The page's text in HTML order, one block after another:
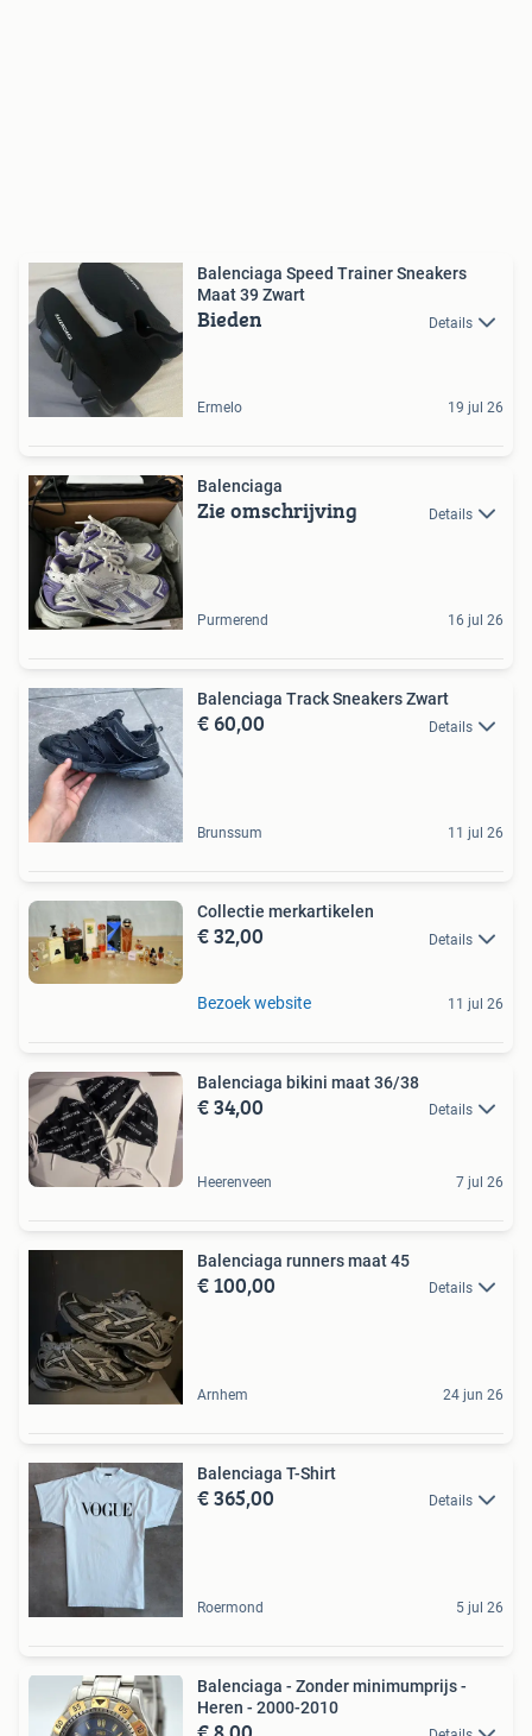
Balenciaga Speed Trainer Sneakers
Maat 39 Zwart
Bieden Details
Ermelo 19 jul 26
Balenciaga
Zie omschrijving Details
Purmerend 16 jul 26
Balenciaga Track Sneakers Zwart
€ 60,00 Details
Brunssum 11 jul 26
Collectie merkartikelen
€ 32,00 Details
Bezoek website 11 jul 26
Balenciaga bikini maat 36/38
€ 34,00 Details
Heerenveen 7 jul 26
Balenciaga runners maat 45
€ 100,00 Details
Arnhem 24 jun 26
Balenciaga T-Shirt
€ 365,00 Details
Roermond 5 jul 26
Balenciaga - Zonder minimumprijs -
Heren - 2000-2010